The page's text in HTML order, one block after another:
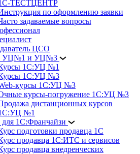
ТЕСТЦЕНТР
по оформлению заявки
задаваемые вопросы
ЦСО
УЦ№1 и УЦ№3
1С:УЦ №1
1С:УЦ №3
курсы 1С:УЦ №3
курсы-погружение 1С:УЦ №3
дистанционных курсов
№1
1С:Франчайзи
подготовки продавца 1С
продавца 1С:ИТС и сервисов
продавца внедренческих